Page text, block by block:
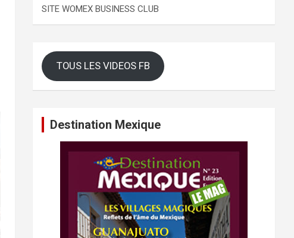
SITE WOMEX BUSINESS CLUB
TOUS LES VIDEOS FB
Destination Mexique